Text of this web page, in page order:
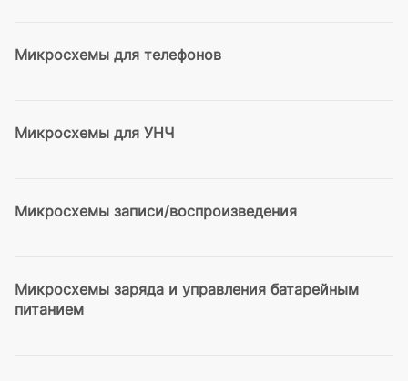
Микросхемы для телефонов
Микросхемы для УНЧ
Микросхемы записи/воспроизведения
Микросхемы заряда и управления батарейным
питанием